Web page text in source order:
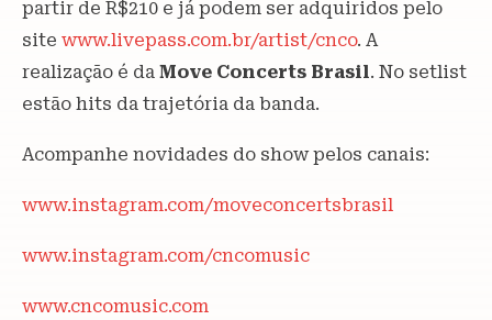
partir de R$210 e já podem ser adquiridos pelo
site www.livepass.com.br/artist/cnco. A
realização é da Move Concerts Brasil. No setlist
estão hits da trajetória da banda.
Acompanhe novidades do show pelos canais:
www.instagram.com/moveconcertsbrasil
www.instagram.com/cncomusic
www.cncomusic.com